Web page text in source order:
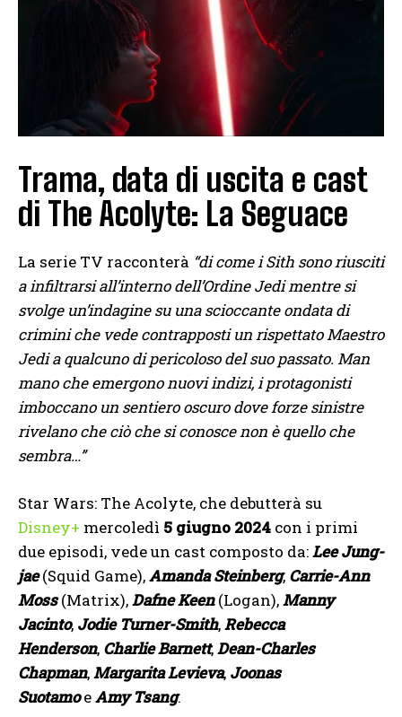
Trama, data di uscita e cast
di The Acolyte: La Seguace
La serie TV racconterà “di come i Sith sono riusciti
a infiltrarsi all’interno dell’Ordine Jedi mentre si
svolge un’indagine su una scioccante ondata di
crimini che vede contrapposti un rispettato Maestro
Jedi a qualcuno di pericoloso del suo passato. Man
mano che emergono nuovi indizi, i protagonisti
imboccano un sentiero oscuro dove forze sinistre
rivelano che ciò che si conosce non è quello che
sembra…”
Star Wars: The Acolyte, che debutterà su
Disney+ mercoledì 5 giugno 2024 con i primi
due episodi, vede un cast composto da:Lee Jung-
jae (Squid Game),Amanda Steinberg, Carrie-Ann
Moss(Matrix),Dafne Keen(Logan),Manny
Jacinto, Jodie Turner-Smith,Rebecca
Henderson, Charlie Barnett,Dean-Charles
Chapman,Margarita Levieva, Joonas
SuotamoeAmy Tsang.